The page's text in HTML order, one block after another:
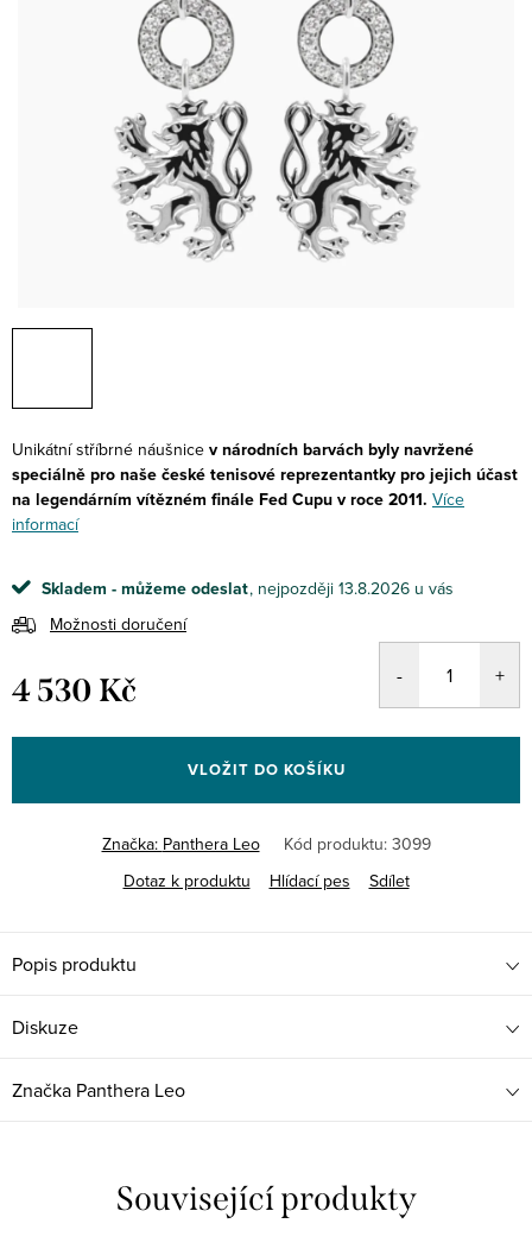
Unikátní stříbrné náušnice v národních barvách byly navržené
speciálně pro naše české tenisové reprezentantky pro jejich účast
na legendárním vítězném finále Fed Cupu v roce 2011. Více
informací
Skladem - můžeme odeslat
13.8.2026
Možnosti doručení
4 530 Kč
cena:
VLOŽIT DO KOŠÍKU
Značka: Panthera Leo Kód produktu: 3099
Dotaz k produktu
Hlídací pes Sdílet
Popis produktu
Diskuze
Značka Panthera Leo
Související produkty